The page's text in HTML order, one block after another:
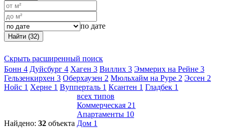
по дате
Найти (32)
Скрыть расширенный поиск
Бонн 4 Дуйсбург 4 Хаген 3 Виллих 3 Эммерих на Рейне 3
Гельзенкирхен 3 Оберхаузен 2 Мюльхайм на Руре 2 Эссен 2
Нойс 1 Херне 1 Вупперталь 1 Ксантен 1 Гладбек 1
Найдено: 32 объекта
всех типов
Коммерческая 21
Апартаменты 10
Дом 1